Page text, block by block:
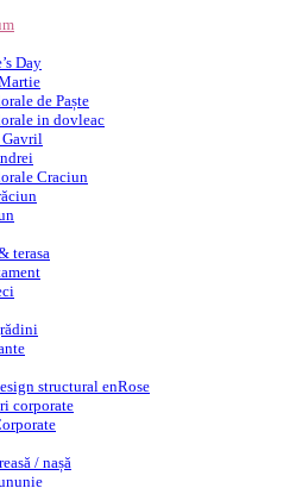
Day
de Paște
in dovleac
Craciun
terasa
structural enRose
corporate
/ nașă
Caută